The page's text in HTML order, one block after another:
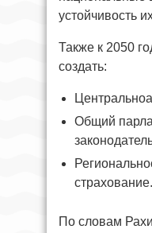
устойчивость
Также к 2050
создать:
Общий
страхование.
По словам